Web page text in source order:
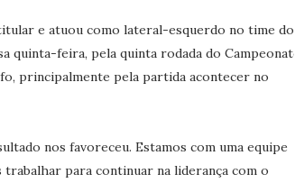
e atuou como lateral-esquerdo no time do
quinta-feira, pela quinta rodada do Campeonato
principalmente pela partida acontecer no
nos favoreceu. Estamos com uma equipe
para continuar na liderança com o